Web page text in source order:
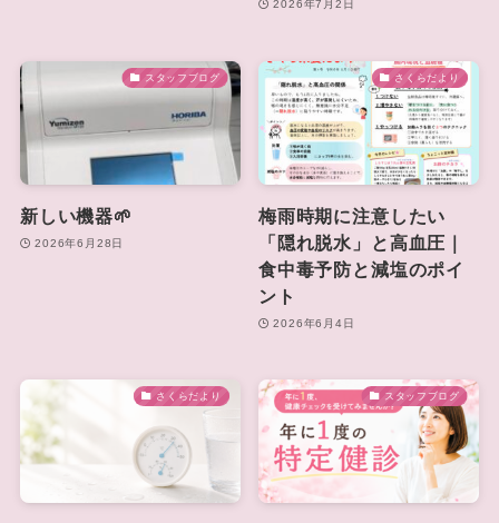
2026年7月2日
スタッフブログ
新しい機器🌱
2026年6月28日
さくらだより
梅雨時期に注意したい
「隠れ脱水」と高血圧｜
食中毒予防と減塩のポイ
ント
2026年6月4日
さくらだより スタッフブログ